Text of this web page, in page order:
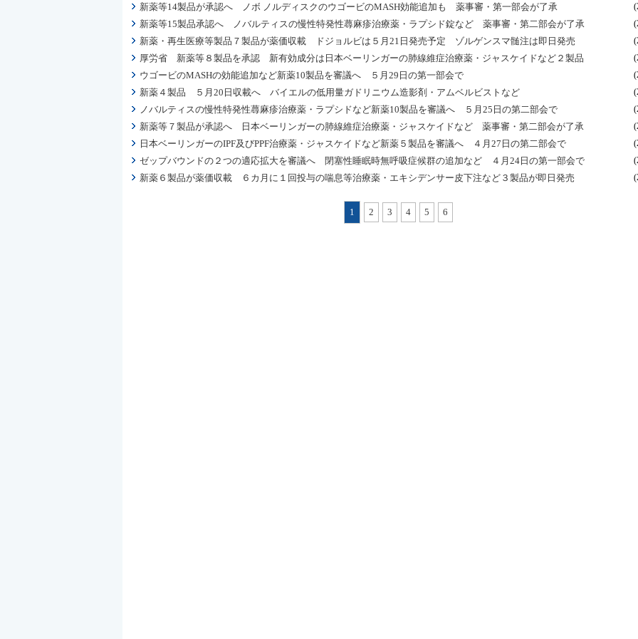
新薬等14製品が承認へ ノボ ノルディスクのウゴービのMASH効能追加も 薬事審・第一部会が了承
新薬等15製品承認へ ノバルティスの慢性特発性蕁麻疹治療薬・ラプシド錠など 薬事審・第二部会が了承
新薬・再生医療等製品７製品が薬価収載 ドジョルビは５月21日発売予定 ゾルゲンスマ髄注は即日発売
厚労省 新薬等８製品を承認 新有効成分は日本ベーリンガーの肺線維症治療薬・ジャスケイドなど２製品
ウゴービのMASHの効能追加など新薬10製品を審議へ ５月29日の第一部会で
新薬４製品 ５月20日収載へ バイエルの低用量ガドリニウム造影剤・アムベルビストなど
ノバルティスの慢性特発性蕁麻疹治療薬・ラプシドなど新薬10製品を審議へ ５月25日の第二部会で
新薬等７製品が承認へ 日本ベーリンガーの肺線維症治療薬・ジャスケイドなど 薬事審・第二部会が了承
日本ベーリンガーのIPF及びPPF治療薬・ジャスケイドなど新薬５製品を審議へ ４月27日の第二部会で
ゼップバウンドの２つの適応拡大を審議へ 閉塞性睡眠時無呼吸症候群の追加など ４月24日の第一部会で
新薬６製品が薬価収載 ６カ月に１回投与の喘息等治療薬・エキシデンサー皮下注など３製品が即日発売
1 2 3 4 5 6